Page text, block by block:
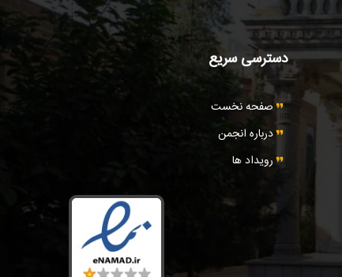
دسترسی سریع
صفحه نخست
درباره انجمن
رویداد ها